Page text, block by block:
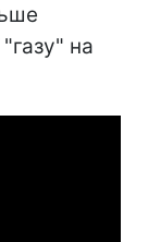
"газу" на